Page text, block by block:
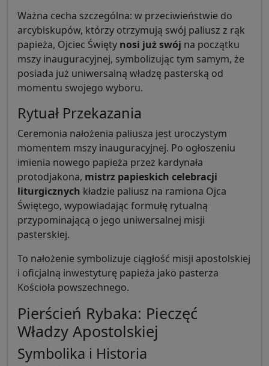
Ważna cecha szczególna: w przeciwieństwie do
arcybiskupów, którzy otrzymują swój paliusz z rąk
papieża, Ojciec Święty nosi już swój na początku
mszy inauguracyjnej, symbolizując tym samym, że
posiada już uniwersalną władzę pasterską od
momentu swojego wyboru.
Rytuał Przekazania
Ceremonia nałożenia paliusza jest uroczystym
momentem mszy inauguracyjnej. Po ogłoszeniu
imienia nowego papieża przez kardynała
protodjakona, mistrz papieskich celebracji
liturgicznych kładzie paliusz na ramiona Ojca
Świętego, wypowiadając formułę rytualną
przypominającą o jego uniwersalnej misji
pasterskiej.
To nałożenie symbolizuje ciągłość misji apostolskiej
i oficjalną inwestyturę papieża jako pasterza
Kościoła powszechnego.
Pierścień Rybaka: Pieczęć
Władzy Apostolskiej
Symbolika i Historia